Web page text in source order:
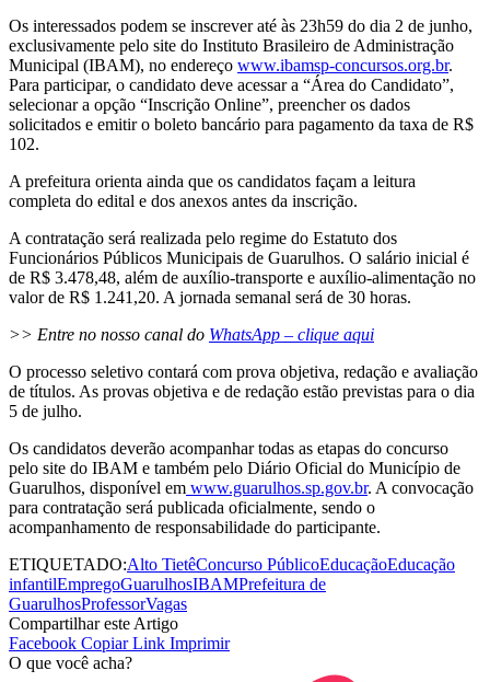
Os interessados podem se inscrever até às 23h59 do dia 2 de junho,
exclusivamente pelo site do Instituto Brasileiro de Administração
Municipal (IBAM), no endereço www.ibamsp-concursos.org.br.
Para participar, o candidato deve acessar a “Área do Candidato”,
selecionar a opção “Inscrição Online”, preencher os dados
solicitados e emitir o boleto bancário para pagamento da taxa de R$
102.
A prefeitura orienta ainda que os candidatos façam a leitura
completa do edital e dos anexos antes da inscrição.
A contratação será realizada pelo regime do Estatuto dos
Funcionários Públicos Municipais de Guarulhos. O salário inicial é
de R$ 3.478,48, além de auxílio-transporte e auxílio-alimentação no
valor de R$ 1.241,20. A jornada semanal será de 30 horas.
>> Entre no nosso canal do WhatsApp – clique aqui
O processo seletivo contará com prova objetiva, redação e avaliação
de títulos. As provas objetiva e de redação estão previstas para o dia
5 de julho.
Os candidatos deverão acompanhar todas as etapas do concurso
pelo site do IBAM e também pelo Diário Oficial do Município de
Guarulhos, disponível em www.guarulhos.sp.gov.br. A convocação
para contratação será publicada oficialmente, sendo o
acompanhamento de responsabilidade do participante.
ETIQUETADO:Alto TietêConcurso PúblicoEducaçãoEducação
infantilEmpregoGuarulhosIBAMPrefeitura de
GuarulhosProfessorVagas
Compartilhar este Artigo
Facebook Copiar Link Imprimir
O que você acha?